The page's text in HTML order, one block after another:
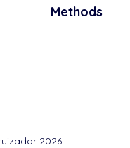
Methods
2026